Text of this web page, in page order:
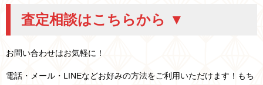
査定相談はこちらから ▼
お問い合わせはお気軽に！
電話・メール・LINEなどお好みの方法をご利用いただけます！もち